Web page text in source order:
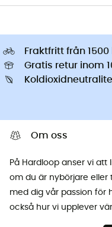
Fraktfritt från 1500
Gratis retur inom
Om oss
På Hardloop anser vi att
om du är nybörjare eller
med dig vår passion för
också hur vi upplever